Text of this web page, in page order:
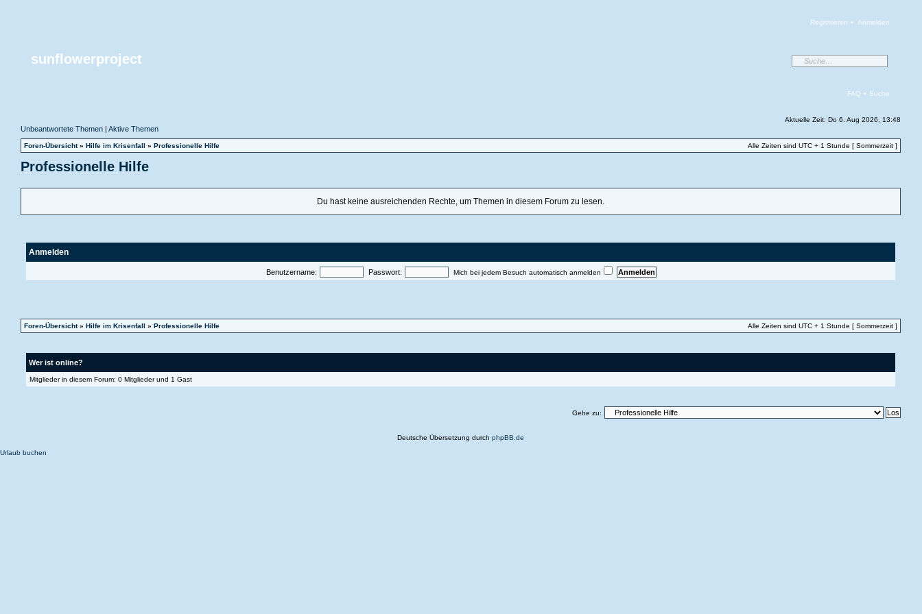
Registrieren • Anmelden
sunflowerproject
FAQ • Suche
Aktuelle Zeit: Do 6. Aug 2026, 13:48
Unbeantwortete Themen |Aktive Themen
Foren-Übersicht»Hilfe im Krisenfall »Professionelle Hilfe Alle Zeiten sind UTC + 1 Stunde [ Sommerzeit ]
Professionelle Hilfe
Du hast keine ausreichenden Rechte, um Themen in diesem Forum zu lesen.
Anmelden
Benutzername: Passwort: Mich bei jedem Besuch automatisch anmelden
Foren-Übersicht»Hilfe im Krisenfall »Professionelle Hilfe Alle Zeiten sind UTC + 1 Stunde [ Sommerzeit ]
Wer ist online?
Mitglieder in diesem Forum: 0 Mitglieder und 1 Gast
Gehe zu:
Deutsche Übersetzung durchphpBB.de
Urlaub buchen